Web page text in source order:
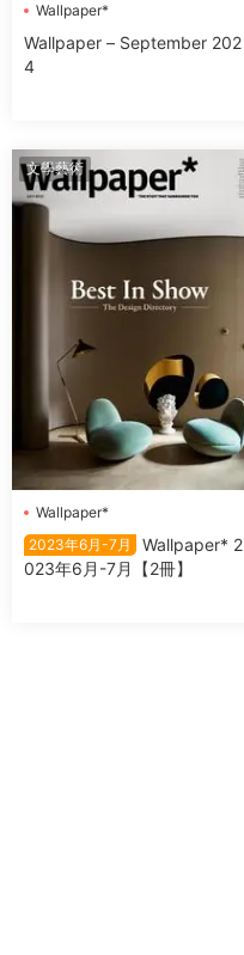
Wallpaper*
Wallpaper – September 202
4
文學藝術
Wallpaper*
2023年6月-7月
Wallpaper* 2
023年6月-7月【2冊】